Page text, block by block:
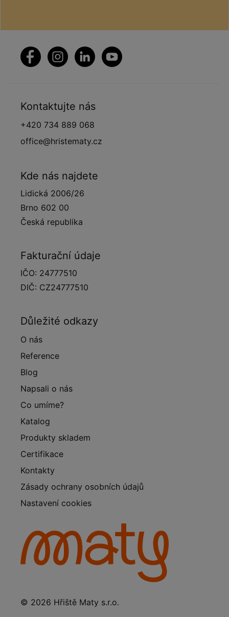
Kontaktujte nás
+420 734 889 068
office@hristematy.cz
Kde nás najdete
Lidická 2006/26
Brno 602 00
Česká republika
Fakturační údaje
IČO: 24777510
DIČ: CZ24777510
Důležité odkazy
O nás
Reference
Blog
Napsali o nás
Co umíme?
Katalog
Produkty skladem
Certifikace
Kontakty
Zásady ochrany osobních údajů
Nastavení cookies
© 2026 Hřiště Maty s.r.o.